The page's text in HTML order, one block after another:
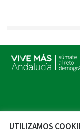
UTILIZAMOS